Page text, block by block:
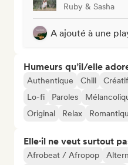
Ruby & Sasha
A ajouté à une
Humeurs qu’il/elle
Authentique Chill Créatif
Lo-fi
Paroles
Original
Relax
Elle·il ne veut surtout
Afrobeat / Afropop